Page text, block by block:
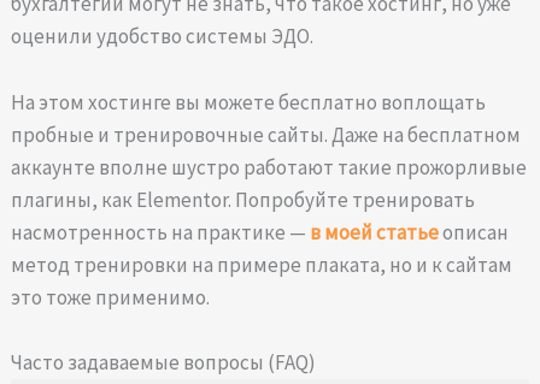
оценили удобство системы ЭДО.
На этом хостинге вы можете бесплатно воплощать
пробные и тренировочные сайты. Даже на бесплатном
аккаунте вполне шустро работают такие прожорливые
плагины, как Elementor. Попробуйте тренировать
насмотренность на практике — в моей статьеописан
метод тренировки на примере плаката, но и к сайтам
это тоже применимо.
Часто задаваемые вопросы (FAQ)